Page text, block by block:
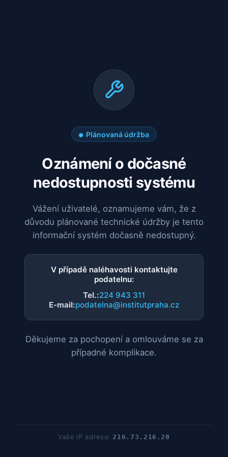
Plánovaná údržba
Oznámení o dočasné
nedostupnosti systému
Vážení uživatelé, oznamujeme vám, že z
důvodu plánované technické údržby je tento
informační systém dočasně nedostupný.
V případě naléhavosti kontaktujte
podatelnu:
Tel.:224 943 311
E-mail:podatelna@institutpraha.cz
Děkujeme za pochopení a omlouváme se za
případné komplikace.
Vaše IP adresa:216.73.216.20